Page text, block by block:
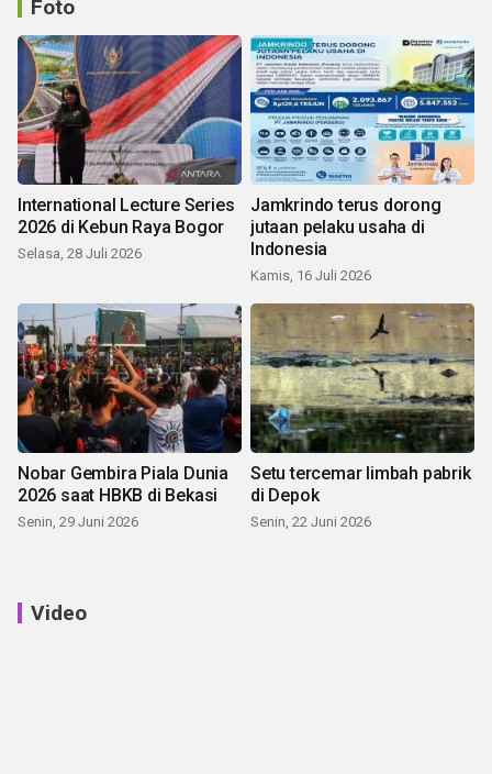
Foto
International Lecture Series
2026 di Kebun Raya Bogor
Selasa, 28 Juli 2026
Jamkrindo terus dorong
jutaan pelaku usaha di
Indonesia
Kamis, 16 Juli 2026
Nobar Gembira Piala Dunia
2026 saat HBKB di Bekasi
Senin, 29 Juni 2026
Setu tercemar limbah pabrik
di Depok
Senin, 22 Juni 2026
Video